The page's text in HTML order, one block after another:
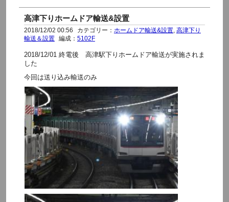
高津下りホームドア輸送&設置
2018/12/02 00:56 カテゴリー： ホームドア輸送&設置, 高津下り
輸送＆設置
編成： 5102F
2018/12/01 終電後 高津駅下りホームドア輸送が実施されま
した
今回は送り込み輸送のみ